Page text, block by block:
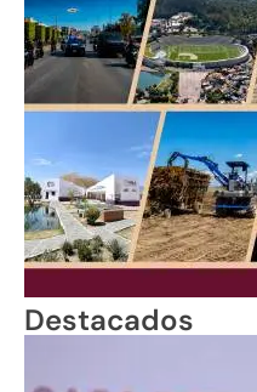
Destacados